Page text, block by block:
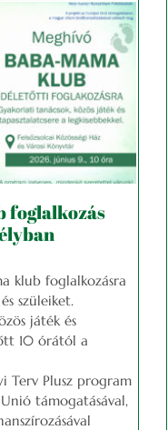
foglalkozás
klub foglalkozásra
szüleiket.
játék és
10 órától a
Terv Plusz program
támogatásával,